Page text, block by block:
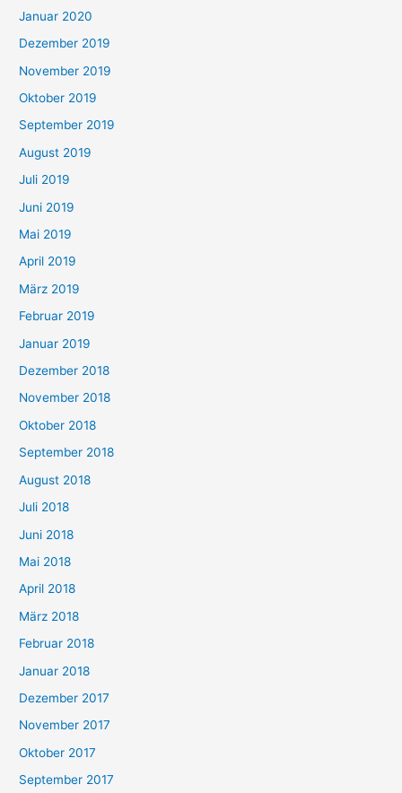
Januar 2020
Dezember 2019
November 2019
Oktober 2019
September 2019
August 2019
Juli 2019
Juni 2019
Mai 2019
April 2019
März 2019
Februar 2019
Januar 2019
Dezember 2018
November 2018
Oktober 2018
September 2018
August 2018
Juli 2018
Juni 2018
Mai 2018
April 2018
März 2018
Februar 2018
Januar 2018
Dezember 2017
November 2017
Oktober 2017
September 2017